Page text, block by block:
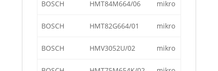
BOSCH HMT84M664/06 mikro
BOSCH HMT82G664/01 mikro
BOSCH HMV3052U/02 mikro